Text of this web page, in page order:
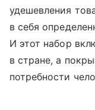
удешевления
в себя
И этот набор
в стране, а
потребности